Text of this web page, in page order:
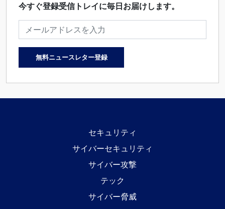
今すぐ登録受信トレイに毎日お届けします。
メールアドレス
無料ニュースレター登録
セキュリティ
サイバーセキュリティ
サイバー攻撃
テック
サイバー脅威